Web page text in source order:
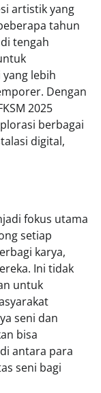
artistik yang
tahun
tengah
lebih
Dengan
2025
berbagai
digital,
fokus utama
setiap
karya,
Ini tidak
untuk
seni dan
bisa
antara para
seni bagi